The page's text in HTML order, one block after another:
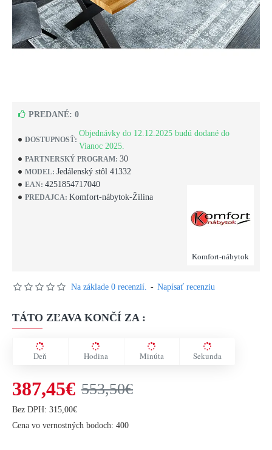
DOSTUPNOSŤ:
Objednávky do 12.12.2025 budú dodané do
Vianoc 2025.
PARTNERSKÝ PROGRAM: 30
MODEL: Jedálenský stôl 41332
EAN: 4251854717040
PREDAJCA: Komfort-nábytok-Žilina
Komfort-nábytok
PREDANÉ: 0
Na základe 0 recenzií. - Napísať recenziu
TÁTO ZĽAVA KONČÍ ZA :
Deň Hodina Minúta Sekunda
387,45€ 553,50€
Bez DPH: 315,00€
Cena vo vernostných bodoch: 400